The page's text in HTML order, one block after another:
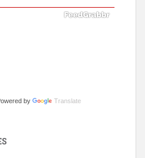
Los Gatos callejeros de la zona los
by Translate